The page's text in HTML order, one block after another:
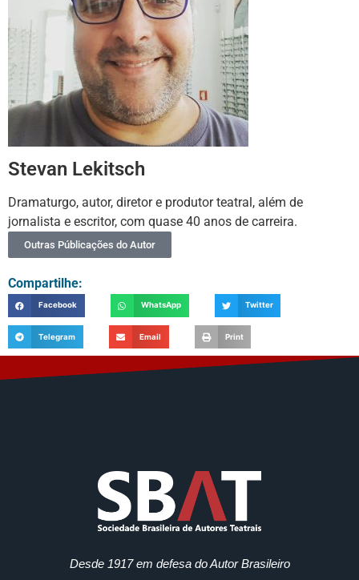
Stevan Lekitsch
Dramaturgo, autor, diretor e produtor teatral, além de
jornalista e escritor, com quase 40 anos de carreira.
Outras Públicações do Autor
Compartilhe:
Facebook WhatsApp Twitter
Telegram Email Print
Desde 1917 em defesa do Autor Brasileiro